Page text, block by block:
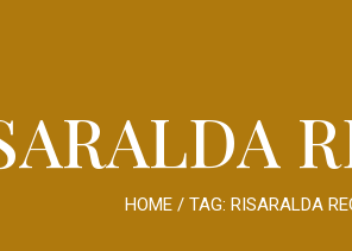
HOME/ TAG: RISARALDA